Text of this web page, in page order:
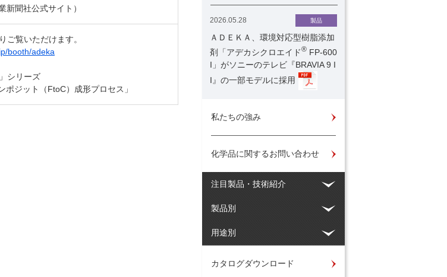
新聞社公式サイト）
ご覧いただけます。
booth/adeka
シリーズ
ポジット（FtoC）成形プロセス」
2026.05.28 製品
ＡＤＥＫＡ、環境対応型樹脂添加
剤「アデカシクロエイド® FP-600
I」がソニーのテレビ『BRAVIA 9 I
I』の一部モデルに採用
私たちの強み
化学品に関するお問い合わせ
注目製品・技術紹介
製品別
用途別
カタログダウンロード